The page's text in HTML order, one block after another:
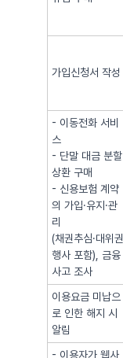
가입신청서 작성
- 이동전화 서비
스
- 단말 대금 분할
상환 구매
- 신용보험 계약
의 가입·유지·관
리
(채권추심·대위권
행사 포함), 금융
사고 조사
이용요금 미납으
로 인한 해지 시
알림
- 이용자가 웹사